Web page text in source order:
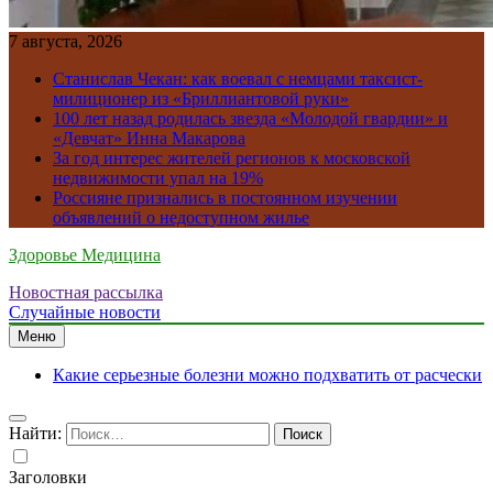
7 августа, 2026
Станислав Чекан: как воевал с немцами таксист-
милиционер из «Бриллиантовой руки»
100 лет назад родилась звезда «Молодой гвардии» и
«Девчат» Инна Макарова
За год интерес жителей регионов к московской
недвижимости упал на 19%
Россияне признались в постоянном изучении
объявлений о недоступном жилье
Здоровье Медицина
Новостная рассылка
Случайные новости
Меню
Какие серьезные болезни можно подхватить от расчески
Найти:
Заголовки